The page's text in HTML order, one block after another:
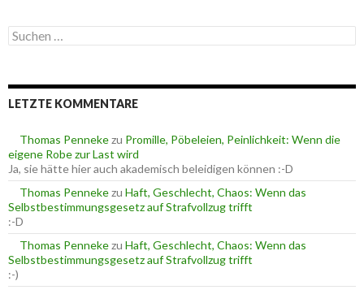
g
o
n
S
u
e
n
c
h
:
LETZTE KOMMENTARE
Thomas Pennekezu Promille, Pöbeleien, Peinlichkeit: Wenn die
eigene Robe zur Last wird
Ja, sie hätte hier auch akademisch beleidigen können :-D
Thomas Pennekezu Haft, Geschlecht, Chaos: Wenn das
Selbstbestimmungsgesetz auf Strafvollzug trifft
:-D
Thomas Pennekezu Haft, Geschlecht, Chaos: Wenn das
Selbstbestimmungsgesetz auf Strafvollzug trifft
:-)